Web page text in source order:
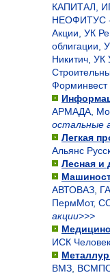
КАПИТАЛ,
НЕОФИТУС
Акции УК
облигации
Никитич УК
Форминвест
АРМАДА
остальные
Легкая
Альянс
Лесная и
АВТОВАЗ
ПермМот,
акции>>>
ИСК
ВМЗ